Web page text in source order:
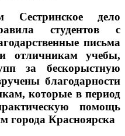
Сестринское дело
студентов с
письма
отличникам учебы,
за бескорыстную
благодарности
которые в период
помощь
города Красноярска